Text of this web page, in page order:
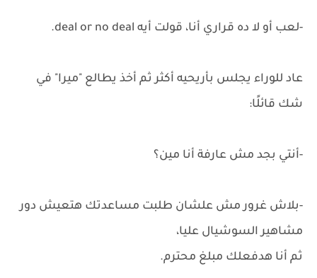
-لعب أو لا ده قراري أنا، قولت أيه deal or no deal.
عاد للوراء يجلس بأريحيه أكثر ثم أخذ يطالع "ميرا" في
شك قائلًا:
-أنتي بجد مش عارفة أنا مين؟
-بلاش غرور مش علشان طلبت مساعدتك هتعيش دور
مشاهير السوشيال عليا،
ثم أنا هدفعلك مبلغ محترم.